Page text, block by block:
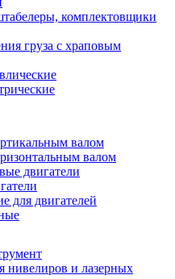
комплектовщики
груза с храповым
валом
валом
двигатели
для двигателей
нивелиров и лазерных